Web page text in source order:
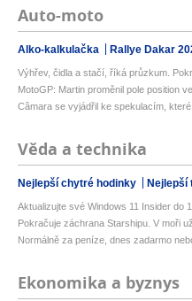
Auto-moto
Alko-kalkulačka Rallye Dakar
Výhřev, čidla a stačí, říká průzkum.
MotoGP: Martin proměnil pole position
Câmara se vyjádřil ke spekulacím,
Věda a technika
Nejlepší chytré hodinky Nejlepší
Aktualizujte své Windows 11 Insider do
Pokračuje záchrana Starshipu. V moři
Normálně za peníze, dnes zadarmo
Ekonomika a byznys